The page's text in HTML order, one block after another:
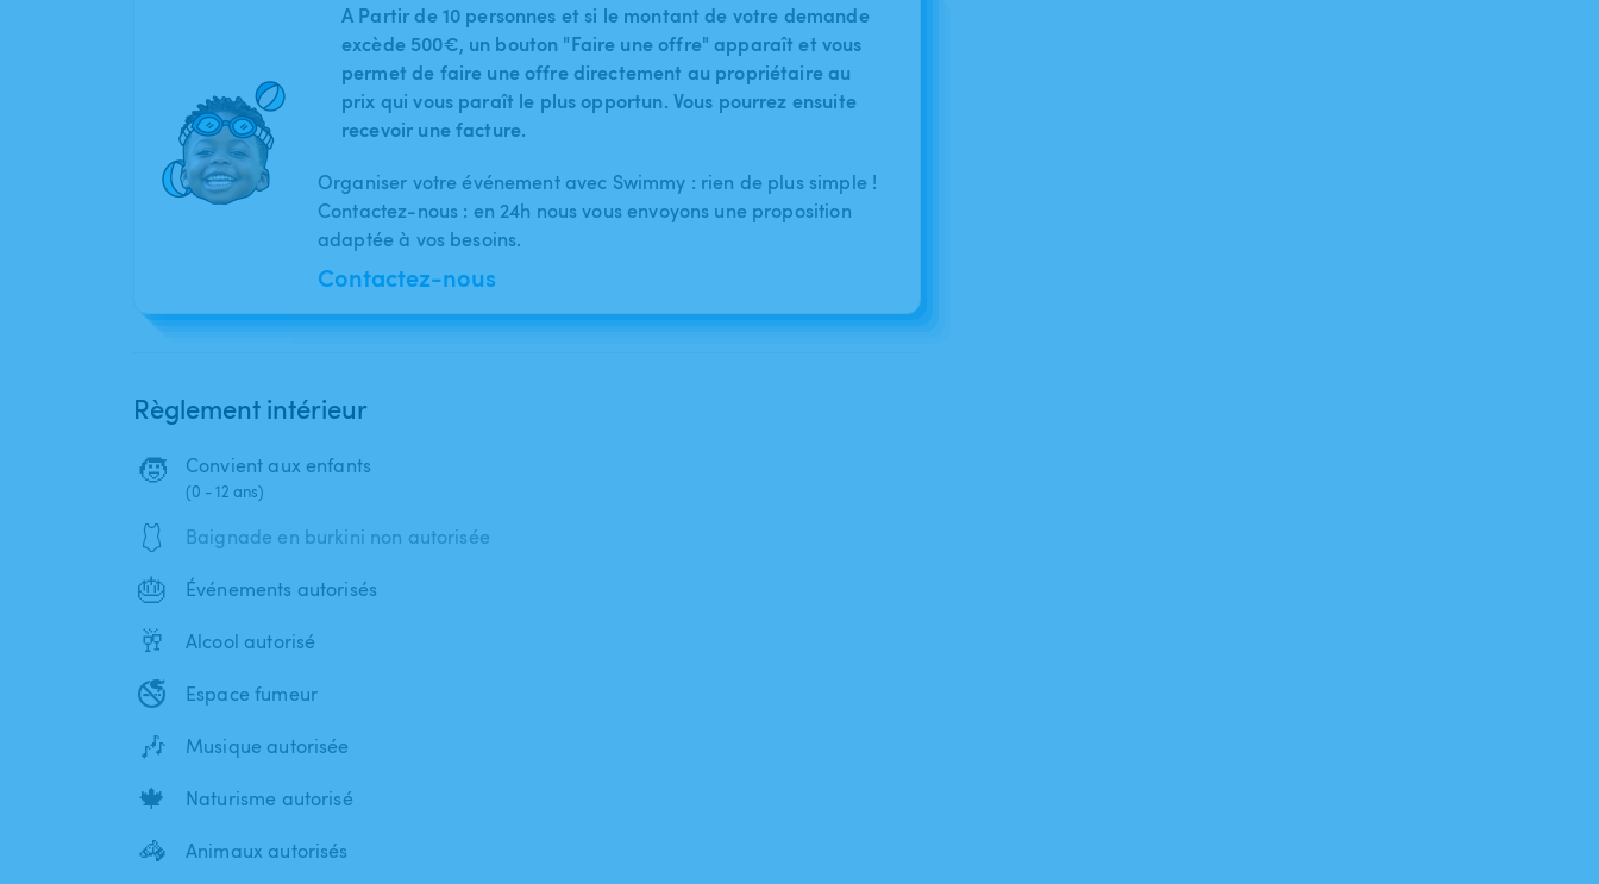
A Partir de 10 personnes et si le montant de votre demande
excède 500€, un bouton "Faire une offre" apparaît et vous
permet de faire une offre directement au propriétaire au
prix qui vous paraît le plus opportun. Vous pourrez ensuite
recevoir une facture.
Organiser votre événement avec Swimmy : rien de plus simple !
Contactez-nous : en 24h nous vous envoyons une proposition
adaptée à vos besoins.
Contactez-nous
Règlement intérieur
🧒 Convient aux enfants
(0 - 12 ans)
🩱 Baignade en burkini non autorisée
🎂 Événements autorisés
🥂 Alcool autorisé
🚭 Espace fumeur
🎶 Musique autorisée
🍁 Naturisme autorisé
🦓 Animaux autorisés